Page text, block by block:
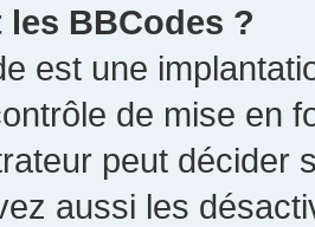
les BBCodes ?
est une
de mise en
peut
aussi les